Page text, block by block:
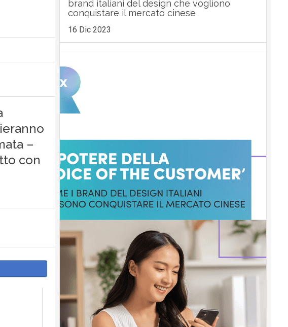
–
con
brand italiani del design che vogliono
conquistare il mercato cinese
16 Dic 2023